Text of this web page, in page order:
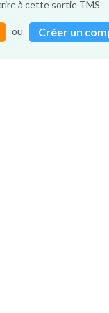
à cette sortie TMS
ou Créer un